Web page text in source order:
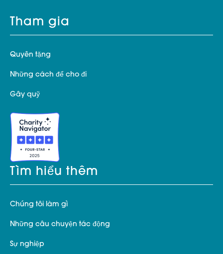
Tham gia
Quyên tặng
Những cách để cho đi
Gây quỹ
Tìm hiểu thêm
Chúng tôi làm gì
Những câu chuyện tác động
Sự nghiệp